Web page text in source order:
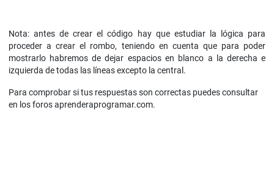
Nota: antes de crear el código hay que estudiar la lógica para
proceder a crear el rombo, teniendo en cuenta que para poder
mostrarlo habremos de dejar espacios en blanco a la derecha e
izquierda de todas las líneas excepto la central.
Para comprobar si tus respuestas son correctas puedes consultar
en los foros aprenderaprogramar.com.